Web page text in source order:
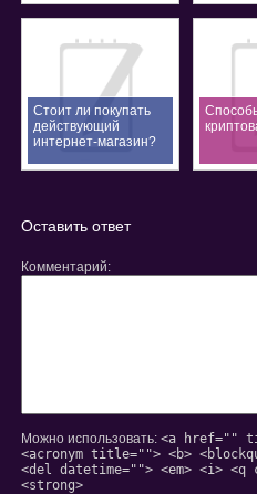
Стоит ли покупать
действующий
интернет-магазин?
Оставить ответ
Комментарий
Можно использовать: <a href=""
<acronym title=""> <b>
<del datetime=""> <em> <i>
<strong>